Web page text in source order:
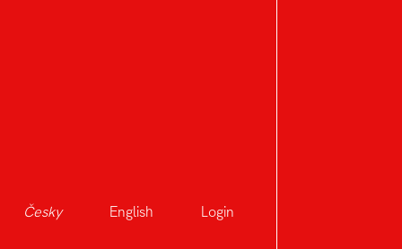
Česky English Login